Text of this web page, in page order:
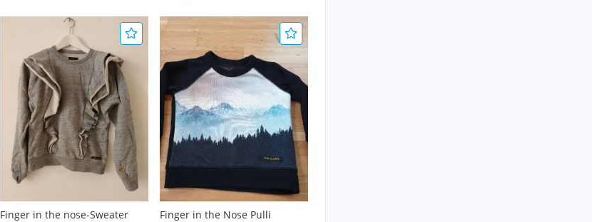
Finger in the nose-Sweater
Finger in the Nose Pulli